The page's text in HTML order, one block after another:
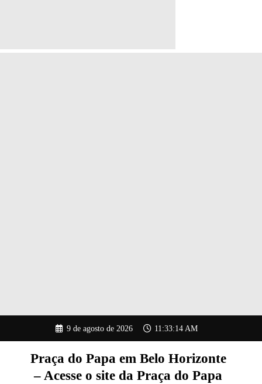
o
9 de agosto de 2026 11:33:15 AM
Praça do Papa em Belo Horizonte
– Acesse o site da Praça do Papa